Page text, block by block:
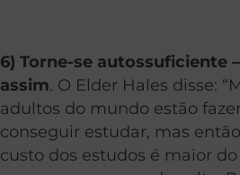
6) Torne-se autossuficiente
assim. O Elder Hales disse:
adultos do mundo estão
conseguir estudar, mas
custo dos estudos é maior